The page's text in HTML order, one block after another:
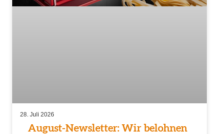
August-Newsletter: Wir belohnen
28. Juli 2026